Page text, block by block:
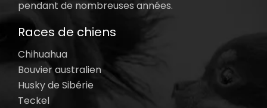
pendant de nombreuses années.
Races de chiens
Chihuahua
Bouvier australien
Husky de Sibérie
Teckel